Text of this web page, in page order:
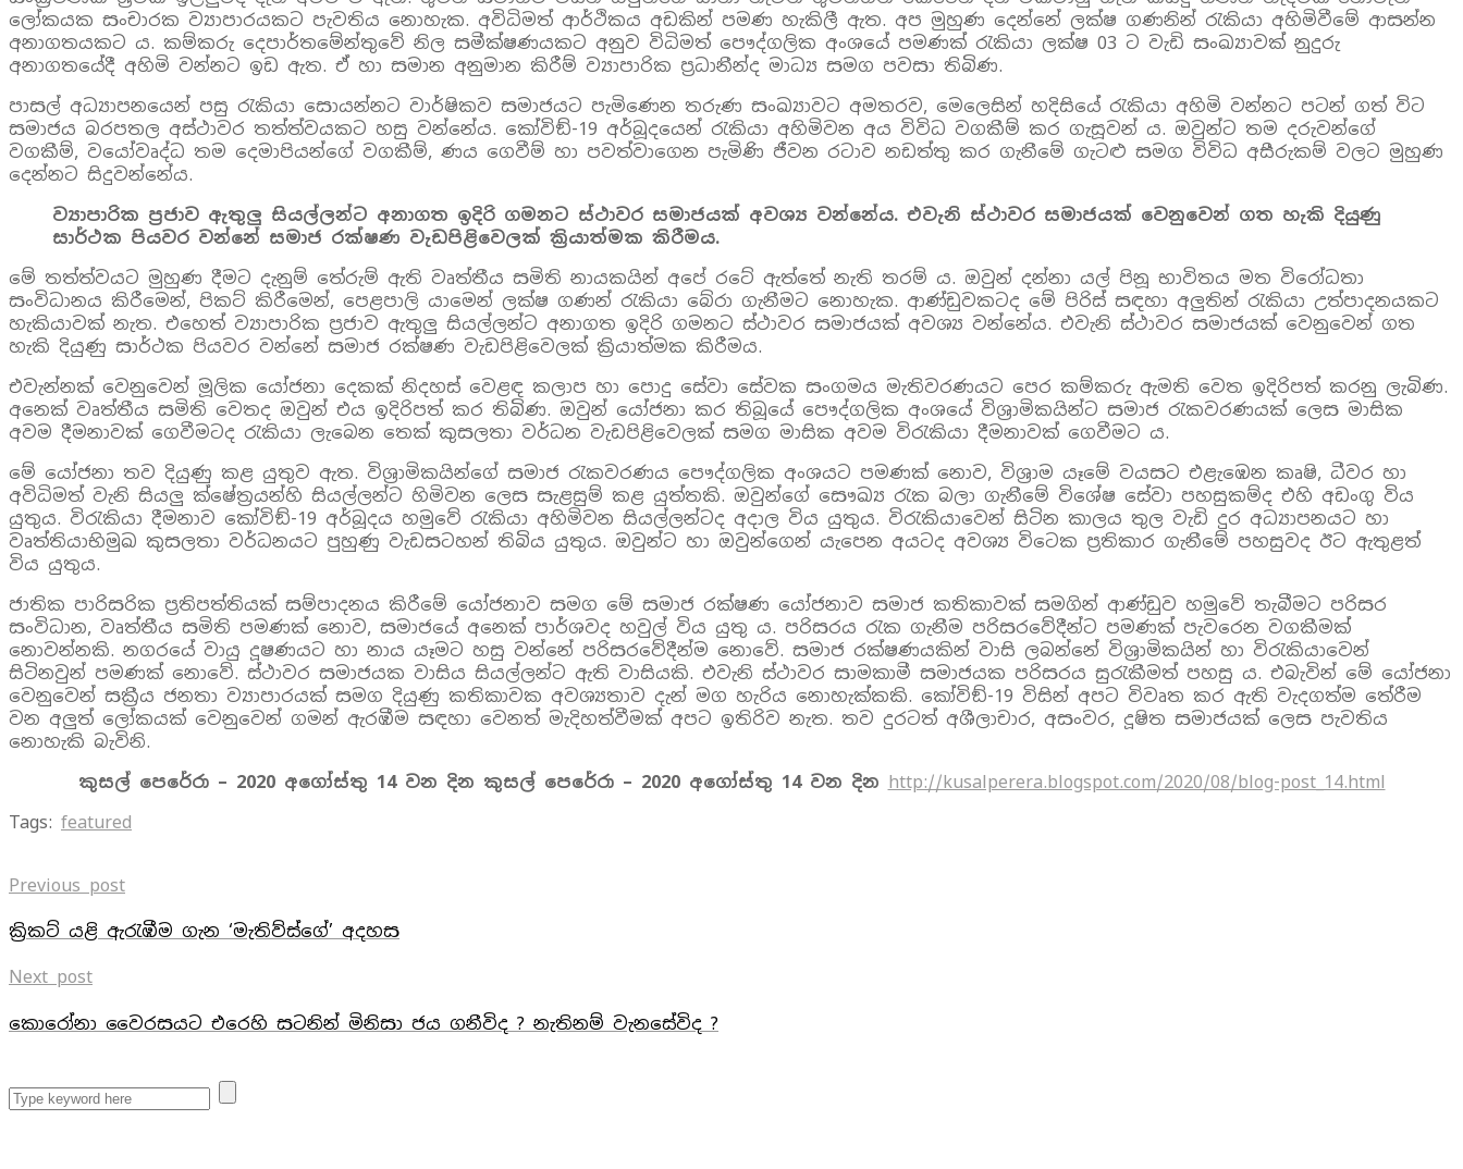
ලෝකයක සංචාරක ව්‍යාපාරයකට පැවතිය නොහැක. අවිධිමත් ආර්ථිකය අඩකින් පමණ හැකිලී ඇත. අප මුහුණ දෙන්නේ ලක්ෂ ගණනින් රැකියා අහිමිවීමේ ආසන්න
අනාගතයකට ය. කම්කරු දෙපාර්තමේන්තුවේ නිල සමීක්ෂණයකට අනුව විධිමත් පෞද්ගලික අංශයේ පමණක් රැකියා ලක්ෂ 03 ට වැඩි සංඛ්‍යාවක් නුදුරු
අනාගතයේදී අහිමි වන්නට ඉඩ ඇත. ඒ හා සමාන අනුමාන කිරීම් ව්‍යාපාරික ප්‍රධානීන්ද මාධ්‍ය සමග පවසා තිබිණ.
පාසල් අධ්‍යාපනයෙන් පසු රැකියා සොයන්නට වාර්ෂිකව සමාජයට පැමිණෙන තරුණ සංඛ්‍යාවට අමතරව, මෙලෙසින් හදිසියේ රැකියා අහිමි වන්නට පටන් ගත් විට
සමාජය බරපතල අස්ථාවර තත්ත්වයකට හසු වන්නේය. කෝවිඞ්-19 අර්බූදයෙන් රැකියා අහිමිවන අය විවිධ වගකීම් කර ගැසූවන් ය. ඔවුන්ට තම දරුවන්ගේ
වගකීම්, වයෝවෘද්ධ තම දෙමාපියන්ගේ වගකීම්, ණය ගෙවීම් හා පවත්වාගෙන පැමිණි ජීවන රටාව නඩත්තු කර ගැනීමේ ගැටළු සමග විවිධ අසීරුකම් වලට මුහුණ
දෙන්නට සිදුවන්නේය.
ව්‍යාපාරික ප්‍රජාව ඇතුලු සියල්ලන්ට අනාගත ඉදිරි ගමනට ස්ථාවර සමාජයක් අවශ්‍ය වන්නේය. එවැනි ස්ථාවර සමාජයක් වෙනුවෙන් ගත හැකි දියුණු
සාර්ථක පියවර වන්නේ සමාජ රක්ෂණ වැඩපිළිවෙලක් ක්‍රියාත්මක කිරීමය.
මේ තත්ත්වයට මුහුණ දීමට දැනුම් තේරුම් ඇති වෘත්තීය සමිති නායකයින් අපේ රටේ ඇත්තේ නැති තරම් ය. ඔවුන් දන්නා යල් පිනූ භාවිතය මත විරෝධතා
සංවිධානය කිරීමෙන්, පිකට් කිරීමෙන්, පෙළපාලි යාමෙන් ලක්ෂ ගණන් රැකියා බේරා ගැනීමට නොහැක. ආණ්ඩුවකටද මේ පිරිස් සඳහා අලුතින් රැකියා උත්පාදනයකට
හැකියාවක් නැත. එහෙත් ව්‍යාපාරික ප්‍රජාව ඇතුලු සියල්ලන්ට අනාගත ඉදිරි ගමනට ස්ථාවර සමාජයක් අවශ්‍ය වන්නේය. එවැනි ස්ථාවර සමාජයක් වෙනුවෙන් ගත
හැකි දියුණු සාර්ථක පියවර වන්නේ සමාජ රක්ෂණ වැඩපිළිවෙලක් ක්‍රියාත්මක කිරීමය.
එවැන්නක් වෙනුවෙන් මූලික යෝජනා දෙකක් නිදහස් වෙළඳ කලාප හා පොදු සේවා සේවක සංගමය මැතිවරණයට පෙර කම්කරු ඇමති වෙත ඉදිරිපත් කරනු ලැබිණ.
අනෙක් වෘත්තීය සමිති වෙතද ඔවුන් එය ඉදිරිපත් කර තිබිණ. ඔවුන් යෝජනා කර තිබූයේ පෞද්ගලික අංශයේ විශ්‍රාමිකයින්ට සමාජ රැකවරණයක් ලෙස මාසික
අවම දීමනාවක් ගෙවීමටද රැකියා ලැබෙන තෙක් කුසලතා වර්ධන වැඩපිළිවෙලක් සමග මාසික අවම විරැකියා දීමනාවක් ගෙවීමට ය.
මේ යෝජනා තව දියුණු කළ යුතුව ඇත. විශ්‍රාමිකයින්ගේ සමාජ රැකවරණය පෞද්ගලික අංශයට පමණක් නොව, විශ්‍රාම යෑමේ වයසට එළැඹෙන කෘෂි, ධීවර හා
අවිධිමත් වැනි සියලු ක්ෂේත්‍රයන්හි සියල්ලන්ට හිමිවන ලෙස සැළසුම් කළ යුත්තකි. ඔවුන්ගේ සෞඛ්‍ය රැක බලා ගැනීමේ විශේෂ සේවා පහසුකම්ද එහි අඩංගු විය
යුතුය. විරැකියා දීමනාව කෝවිඞ්-19 අර්බූදය හමුවේ රැකියා අහිමිවන සියල්ලන්ටද අදාල විය යුතුය. විරැකියාවෙන් සිටින කාලය තුල වැඩි දුර අධ්‍යාපනයට හා
වෘත්තියාභිමුඛ කුසලතා වර්ධනයට පුහුණු වැඩසටහන් තිබිය යුතුය. ඔවුන්ට හා ඔවුන්ගෙන් යැපෙන අයටද අවශ්‍ය විටෙක ප්‍රතිකාර ගැනීමේ පහසුවද ඊට ඇතුළත්
විය යුතුය.
ජාතික පාරිසරික ප්‍රතිපත්තියක් සම්පාදනය කිරීමේ යෝජනාව සමග මේ සමාජ රක්ෂණ යෝජනාව සමාජ කතිකාවක් සමගින් ආණ්ඩුව හමුවේ තැබීමට පරිසර
සංවිධාන, වෘත්තීය සමිති පමණක් නොව, සමාජයේ අනෙක් පාර්ශවද හවුල් විය යුතු ය. පරිසරය රැක ගැනීම පරිසරවේදීන්ට පමණක් පැවරෙන වගකීමක්
නොවන්නකි. නගරයේ වායු දූෂණයට හා නාය යෑමට හසු වන්නේ පරිසරවේදීන්ම නොවේ. සමාජ රක්ෂණයකින් වාසි ලබන්නේ විශ්‍රාමිකයින් හා විරැකියාවෙන්
සිටිනවුන් පමණක් නොවේ. ස්ථාවර සමාජයක වාසිය සියල්ලන්ට ඇති වාසියකි. එවැනි ස්ථාවර සාමකාමී සමාජයක පරිසරය සුරැකීමත් පහසු ය. එබැවින් මේ යෝජනා
වෙනුවෙන් සක්‍රීය ජනතා ව්‍යාපාරයක් සමග දියුණු කතිකාවක අවශ්‍යතාව දැන් මග හැරිය නොහැක්කකි. කෝවිඞ්-19 විසින් අපට විවෘත කර ඇති වැදගත්ම තේරීම
වන අලුත් ලෝකයක් වෙනුවෙන් ගමන් ඇරඹීම සඳහා වෙනත් මැදිහත්වීමක් අපට ඉතිරිව නැත. තව දුරටත් අශීලාචාර, අසංවර, දූෂිත සමාජයක් ලෙස පැවතිය
නොහැකි බැවිනි.
කුසල් පෙරේරා – 2020 අගෝස්තු 14 වන දින කුසල් පෙරේරා – 2020 අගෝස්තු 14 වන දින http://kusalperera.blogspot.com/2020/08/blog-post_14.html
Tags: featured
Previous post
ක්‍රිකට් යළි ඇරැඹීම ගැන ‘මැතිව්ස්ගේ’ අදහස
Next post
කොරෝනා වෛරසයට එරෙහි සටනින් මිනිසා ජය ගනීවිද ? නැතිනම් වැනසේවිද ?